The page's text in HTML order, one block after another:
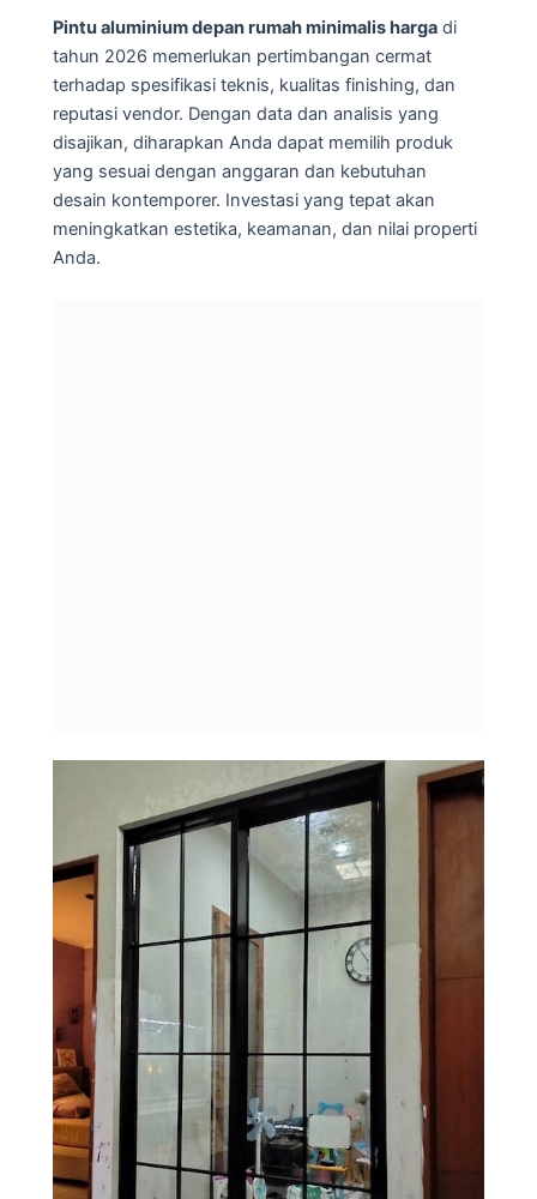
Pintu aluminium depan rumah minimalis harga di
tahun 2026 memerlukan pertimbangan cermat
terhadap spesifikasi teknis, kualitas finishing, dan
reputasi vendor. Dengan data dan analisis yang
disajikan, diharapkan Anda dapat memilih produk
yang sesuai dengan anggaran dan kebutuhan
desain kontemporer. Investasi yang tepat akan
meningkatkan estetika, keamanan, dan nilai properti
Anda.